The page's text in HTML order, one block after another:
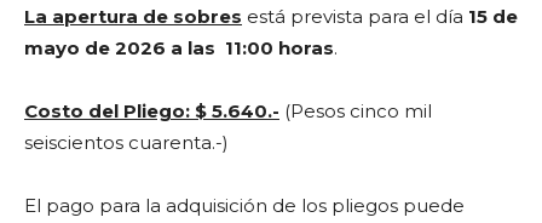
La apertura de sobres está prevista para el día 15 de
mayo de 2026 a las 11:00 horas.
Costo del Pliego: $ 5.640.- (Pesos cinco mil
seiscientos cuarenta.-)
El pago para la adquisición de los pliegos puede